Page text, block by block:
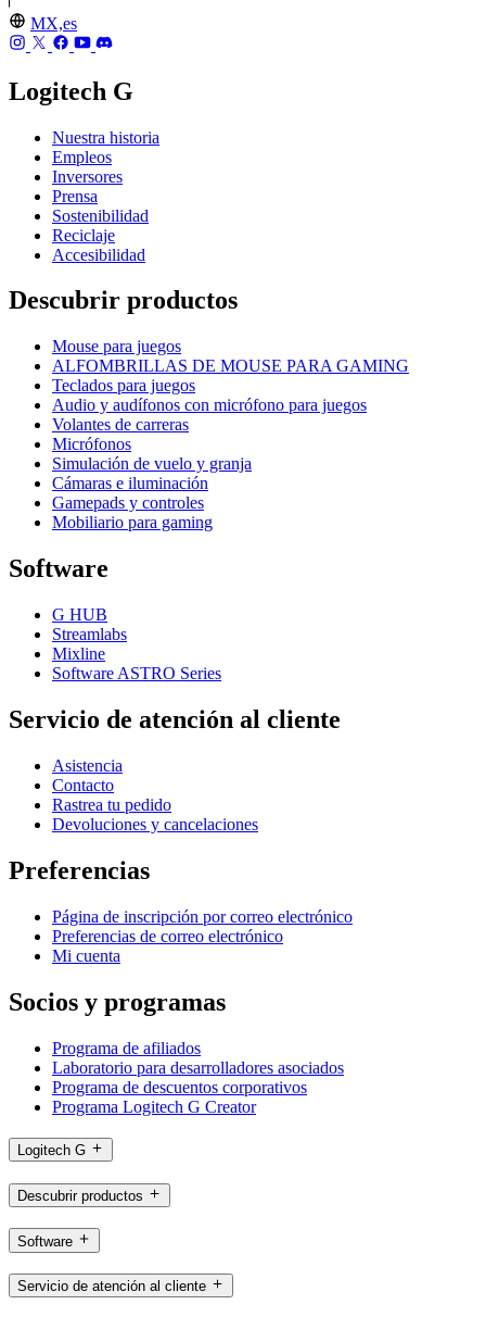
MX,es
Logitech G
Nuestra historia
Empleos
Inversores
Prensa
Sostenibilidad
Reciclaje
Accesibilidad
Descubrir productos
Mouse para juegos
ALFOMBRILLAS DE MOUSE PARA GAMING
Teclados para juegos
Audio y audífonos con micrófono para juegos
Volantes de carreras
Micrófonos
Simulación de vuelo y granja
Cámaras e iluminación
Gamepads y controles
Mobiliario para gaming
Software
G HUB
Streamlabs
Mixline
Software ASTRO Series
Servicio de atención al cliente
Asistencia
Contacto
Rastrea tu pedido
Devoluciones y cancelaciones
Preferencias
Página de inscripción por correo electrónico
Preferencias de correo electrónico
Mi cuenta
Socios y programas
Programa de afiliados
Laboratorio para desarrolladores asociados
Programa de descuentos corporativos
Programa Logitech G Creator
Logitech G
Descubrir productos
Software
Servicio de atención al cliente